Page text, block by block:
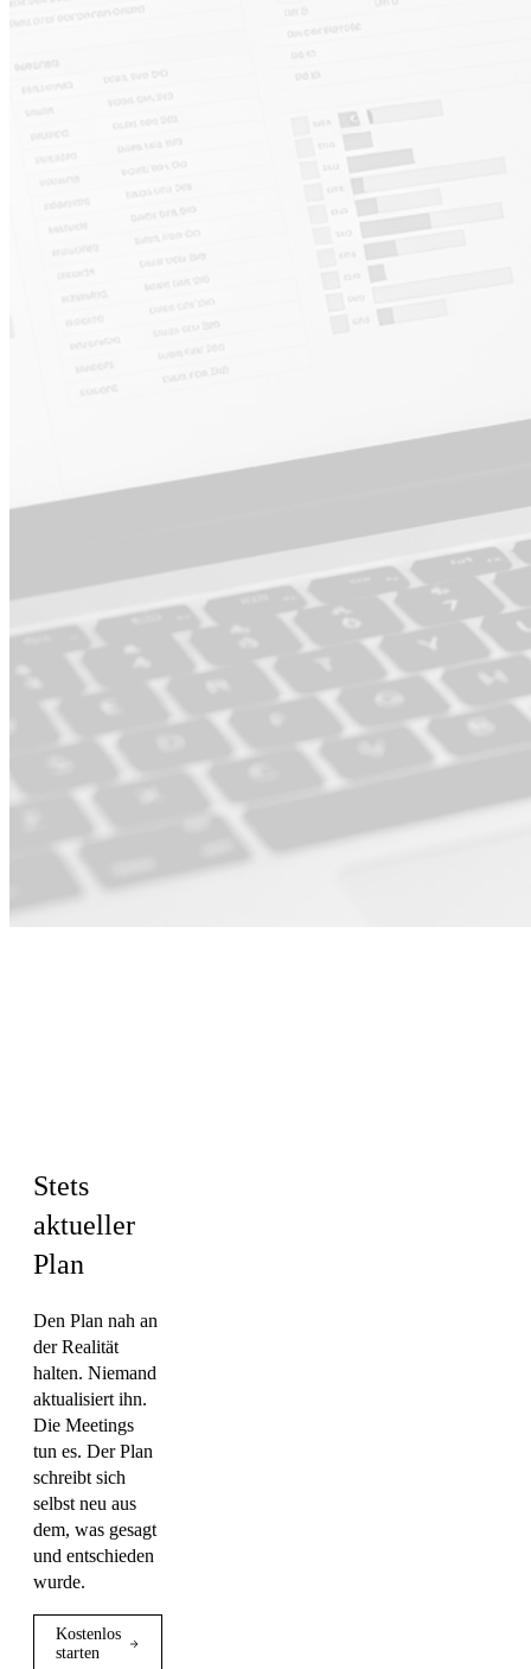
Stets
aktueller
Plan
Den Plan nah an
der Realität
halten. Niemand
aktualisiert ihn.
Die Meetings
tun es. Der Plan
schreibt sich
selbst neu aus
dem, was gesagt
und entschieden
wurde.
Kostenlos
starten